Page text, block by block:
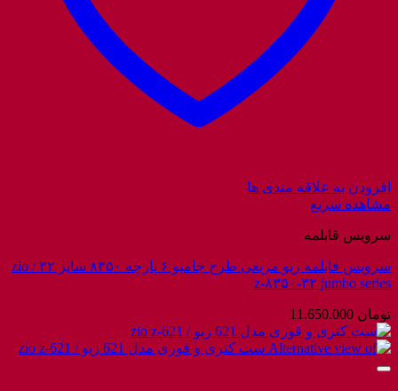
افزودن به علاقه مندی ها
مشاهده سریع
سرویس قابلمه
سرویس قابلمه زیو مربعی طرح جامبو ۶ پارچه ۸۳۵۰ سایز ۳۲ / zio
z-۸۳۵۰-۳۲ jumbo series
تومان